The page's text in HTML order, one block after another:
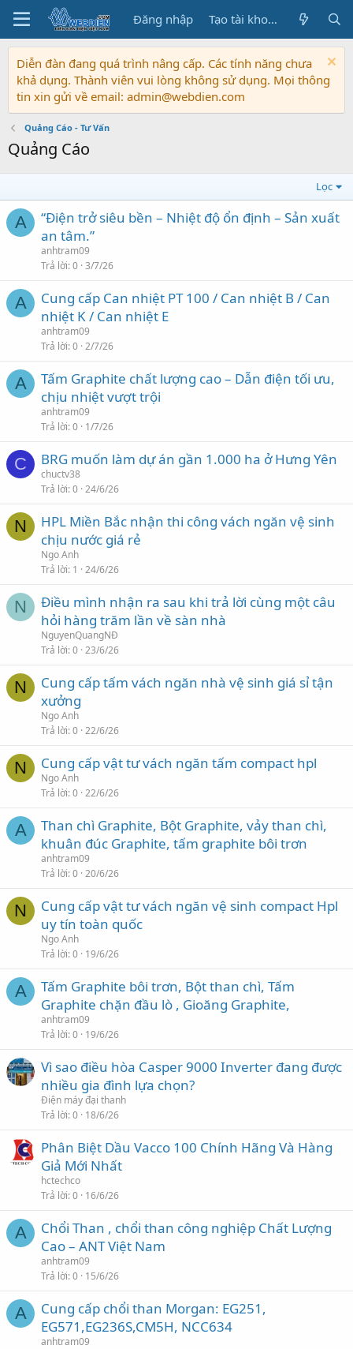
Đăng nhập Tạo tài khoản
Diễn đàn đang quá trình nâng cấp. Các tính năng chưa
khả dụng. Thành viên vui lòng không sử dụng. Mọi thông
tin xin gửi về email: admin@webdien.com
Quảng Cáo - Tư Vấn
Quảng Cáo
Lọc
A
“Điện trở siêu bền – Nhiệt độ ổn định – Sản xuất
an tâm.”
anhtram09
Trả lời 0 3/7/26
A
Cung cấp Can nhiệt PT 100 / Can nhiệt B / Can
nhiệt K / Can nhiệt E
anhtram09
Trả lời 0 2/7/26
A
Tấm Graphite chất lượng cao – Dẫn điện tối ưu,
chịu nhiệt vượt trội
anhtram09
Trả lời 0 1/7/26
C BRG muốn làm dự án gần 1.000 ha ở Hưng Yên
chuctv38
Trả lời 0 24/6/26
N
HPL Miền Bắc nhận thi công vách ngăn vệ sinh
chịu nước giá rẻ
Ngo Anh
Trả lời 1 24/6/26
N
Điều mình nhận ra sau khi trả lời cùng một câu
hỏi hàng trăm lần về sàn nhà
NguyenQuangNĐ
Trả lời 0 23/6/26
N
Cung cấp tấm vách ngăn nhà vệ sinh giá sỉ tận
xưởng
Ngo Anh
Trả lời 0 22/6/26
N Cung cấp vật tư vách ngăn tấm compact hpl
Ngo Anh
Trả lời 0 22/6/26
A
Than chì Graphite, Bột Graphite, vảy than chì,
khuân đúc Graphite, tấm graphite bôi trơn
anhtram09
Trả lời 0 20/6/26
N
Cung cấp vật tư vách ngăn vệ sinh compact Hpl
uy tín toàn quốc
Ngo Anh
Trả lời 0 19/6/26
A
Tấm Graphite bôi trơn, Bột than chì, Tấm
Graphite chặn đầu lò , Gioăng Graphite,
anhtram09
Trả lời 0 19/6/26
Vì sao điều hòa Casper 9000 Inverter đang được
nhiều gia đình lựa chọn?
Điện máy đại thanh
Trả lời 0 18/6/26
Phân Biệt Dầu Vacco 100 Chính Hãng Và Hàng
Giả Mới Nhất
hctechco
Trả lời 0 16/6/26
A
Chổi Than , chổi than công nghiệp Chất Lượng
Cao – ANT Việt Nam
anhtram09
Trả lời 0 15/6/26
A
Cung cấp chổi than Morgan: EG251,
EG571,EG236S,CM5H, NCC634
anhtram09